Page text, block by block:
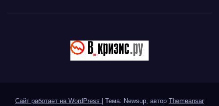
Сайт работает на WordPress Тема: Newsup, автор Themeansar